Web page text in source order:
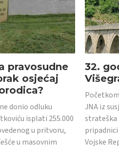
pravosudne
osjećaj
donio odluku
isplati 255.000
u pritvoru,
u masovnim
32.
JNA iz
strateška
Vojske